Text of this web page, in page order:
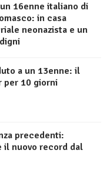
16enne italiano di
in casa
neonazista e un
a un 13enne: il
per 10 giorni
precedenti:
il nuovo record dal